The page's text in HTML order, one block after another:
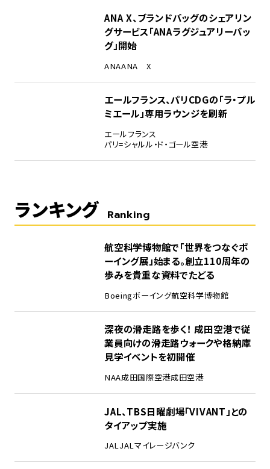
ANA X、ブランドバッグのシェアリン
グサービス「ANAラグジュアリーバッ
グ」開始
ANAANA X
エールフランス、パリCDGの「ラ・プル
ミエール」専用ラウンジを刷新
エールフランス
パリ=シャルル・ド・ゴール空港
ランキング Ranking
航空科学博物館で「世界をつなぐボ
ーイング展」始まる。創立110周年の
歩みを貴重な資料でたどる
Boeingボーイング航空科学博物館
深夜の滑走路を歩く！ 成田空港で従
業員向けの滑走路ウォークや格納庫
見学イベントを初開催
NAA成田国際空港成田空港
JAL、TBS日曜劇場「VIVANT」との
タイアップ実施
JALJALマイレージバンク